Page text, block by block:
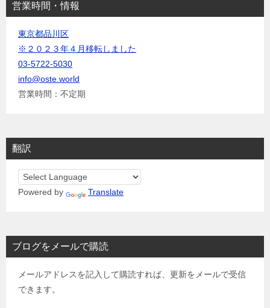
営業時間・情報
東京都品川区
※２０２３年４月移転しました
03-5722-5030
info@oste.world
営業時間：不定期
翻訳
Powered by Translate
ブログをメールで購読
メールアドレスを記入して購読すれば、更新をメールで受信
できます。